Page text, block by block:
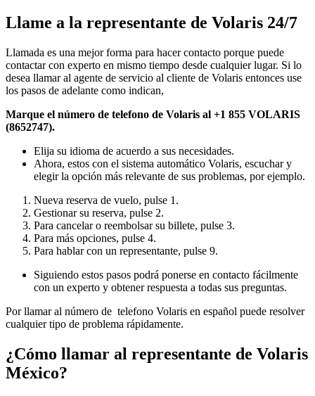
Llame a la representante de Volaris 24/7
Llamada es una mejor forma para hacer contacto porque puede
contactar con experto en mismo tiempo desde cualquier lugar. Si lo
desea llamar al agente de servicio al cliente de Volaris entonces use
los pasos de adelante como indican,
Marque el número de telefono de Volaris al +1 855 VOLARIS
(8652747).
Elija su idioma de acuerdo a sus necesidades.
Ahora, estos con el sistema automático Volaris, escuchar y
elegir la opción más relevante de sus problemas, por ejemplo.
Nueva reserva de vuelo, pulse 1.
Gestionar su reserva, pulse 2.
Para cancelar o reembolsar su billete, pulse 3.
Para más opciones, pulse 4.
Para hablar con un representante, pulse 9.
Siguiendo estos pasos podrá ponerse en contacto fácilmente
con un experto y obtener respuesta a todas sus preguntas.
Por llamar al número de telefono Volaris en español puede resolver
cualquier tipo de problema rápidamente.
¿Cómo llamar al representante de Volaris
México?